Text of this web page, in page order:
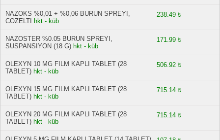
NAZOKS %0,01 + %0,06 BURUN SPREYI,
COZELTI
hkt - küb
238.49 ₺
NAZOSTER %0.05 BURUN SPREYI,
SUSPANSIYON (18 G) hkt - küb
171.99 ₺
OLEXYN 10 MG FILM KAPLI TABLET (28
TABLET) hkt - küb
506.92 ₺
OLEXYN 15 MG FILM KAPLI TABLET (28
TABLET) hkt - küb
715.14 ₺
OLEXYN 20 MG FILM KAPLI TABLET (28
TABLET) hkt - küb
715.14 ₺